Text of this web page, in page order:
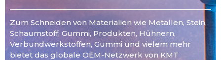
Zum Schneiden von Materialien wie Metallen, Stein,
Schaumstoff, Gummi, Produkten, Hühnern,
Verbundwerkstoffen, Gummi und vielem mehr
bietet das globale OEM-Netzwerk von KMT